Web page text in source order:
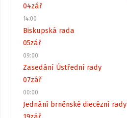
04zář
14:00
Biskupská rada
05zář
09:00
Zasedání Ústřední rady
07zář
00:00
Jednání brněnské diecézní rady